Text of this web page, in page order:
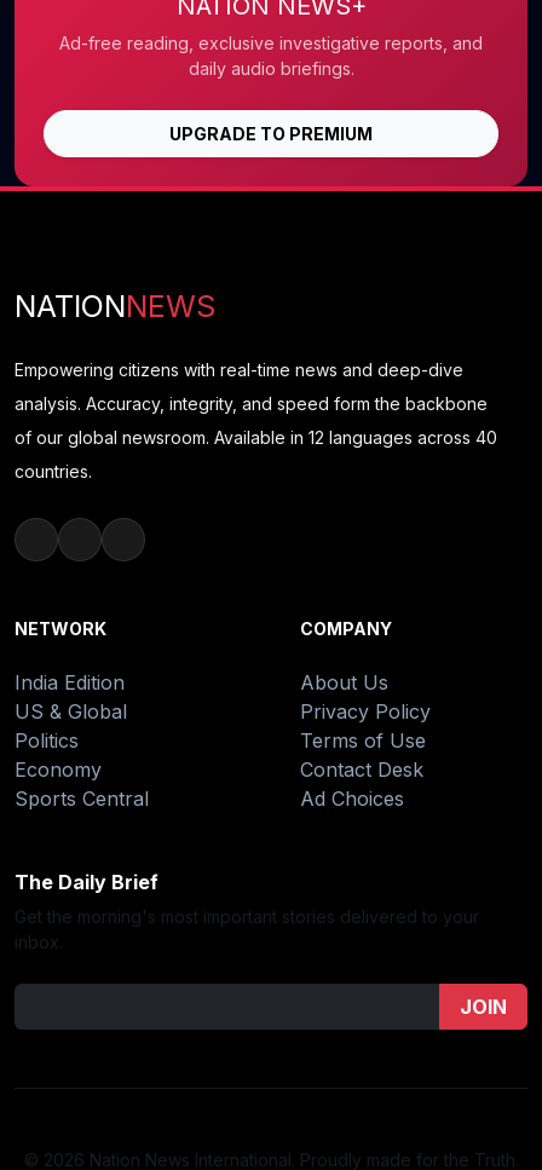
NATION NEWS+
Ad-free reading, exclusive investigative reports, and
daily audio briefings.
UPGRADE TO PREMIUM
NATIONNEWS
Empowering citizens with real-time news and deep-dive
analysis. Accuracy, integrity, and speed form the backbone
of our global newsroom. Available in 12 languages across 40
countries.
NETWORK
India Edition
US & Global
Politics
Economy
Sports Central
COMPANY
About Us
Privacy Policy
Terms of Use
Contact Desk
Ad Choices
The Daily Brief
Get the morning's most important stories delivered to your
inbox.
JOIN
© 2026 Nation News International. Proudly made for the Truth.